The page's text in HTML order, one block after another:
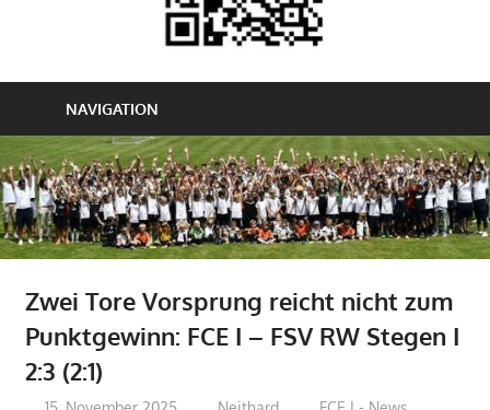
NAVIGATION
Zwei Tore Vorsprung reicht nicht zum
Punktgewinn: FCE I – FSV RW Stegen I
2:3 (2:1)